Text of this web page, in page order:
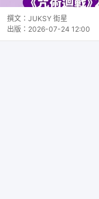
撰文： JUKSY 街星
出版： 2026-07-24 12:00